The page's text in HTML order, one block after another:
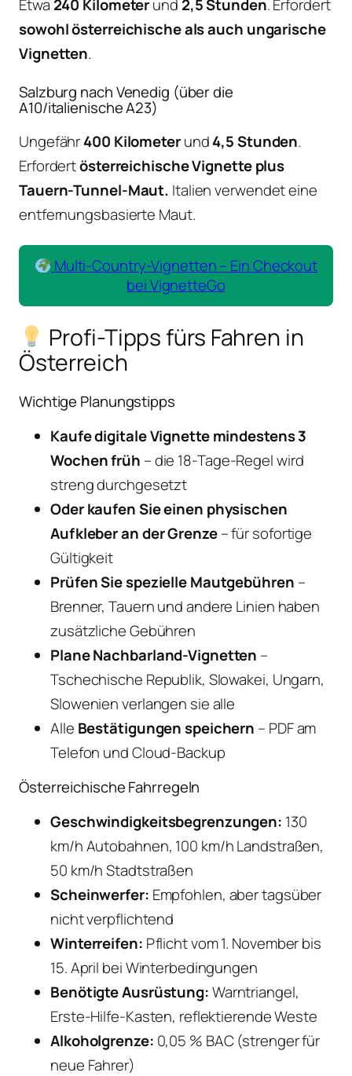
Etwa 240 Kilometerund 2,5 Stunden. Erfordert
sowohl österreichische als auch ungarische
Vignetten.
Salzburg nach Venedig (über die
A10/italienische A23)
Ungefähr400 Kilometerund4,5 Stunden.
Erfordertösterreichische Vignette plus
Tauern-Tunnel-Maut. Italien verwendet eine
entfernungsbasierte Maut.
Multi-Country-Vignetten – Ein Checkout
bei VignetteGo
Profi-Tipps fürs Fahren in
Österreich
Wichtige Planungstipps
Kaufe digitale Vignette mindestens 3
Wochen früh – die 18-Tage-Regel wird
streng durchgesetzt
Oder kaufen Sie einen physischen
Aufkleber an der Grenze– für sofortige
Gültigkeit
Prüfen Sie spezielle Mautgebühren –
Brenner, Tauern und andere Linien haben
zusätzliche Gebühren
Plane Nachbarland-Vignetten –
Tschechische Republik, Slowakei, Ungarn,
Slowenien verlangen sie alle
Alle Bestätigungen speichern – PDF am
Telefon und Cloud-Backup
Österreichische Fahrregeln
Geschwindigkeitsbegrenzungen: 130
km/h Autobahnen, 100 km/h Landstraßen,
50 km/h Stadtstraßen
Scheinwerfer: Empfohlen, aber tagsüber
nicht verpflichtend
Winterreifen: Pflicht vom 1. November bis
15. April bei Winterbedingungen
Benötigte Ausrüstung:Warntriangel,
Erste-Hilfe-Kasten, reflektierende Weste
Alkoholgrenze: 0,05 % BAC (strenger für
neue Fahrer)